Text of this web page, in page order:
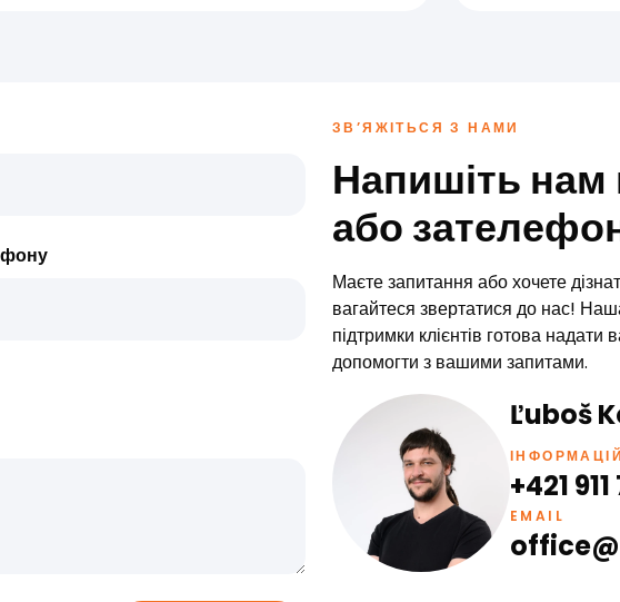
ЗВ’ЯЖІТЬСЯ З НАМИ
Напишіть
або
Маєте запитання або хочете
вагайтеся звертатися до нас!
підтримки клієнтів готова
допомогти з вашими запитами.
Ľuboš
+421
EMAIL